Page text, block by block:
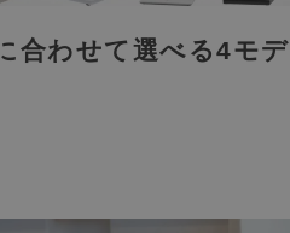
合わせて選べる4モデ